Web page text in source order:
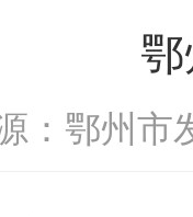
：鄂州市